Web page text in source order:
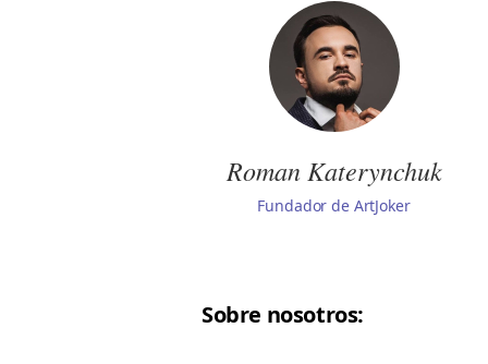
Roman Katerynchuk
Fundador de ArtJoker
Sobre nosotros: